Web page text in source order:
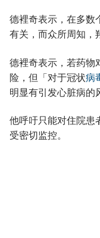
德裡奇表示，在多数
有关，而众所周知，
德裡奇表示，若药物
险，但「对于冠状病
明显有引发心脏病的
他呼吁只能对住院患
受密切监控。